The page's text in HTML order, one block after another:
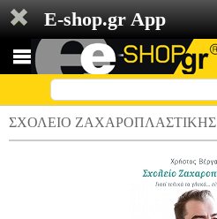
E-shop.gr App
ΣΧΟΛΕΙΟ ΖΑΧΑΡΟΠΛΑΣΤΙΚΗΣ